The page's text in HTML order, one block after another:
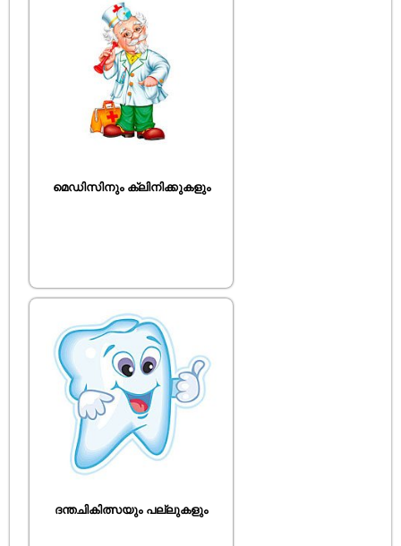
മെഡിസിനും ക്ലിനിക്കുകളും
ദന്തചികിത്സയും പല്ലുകളും